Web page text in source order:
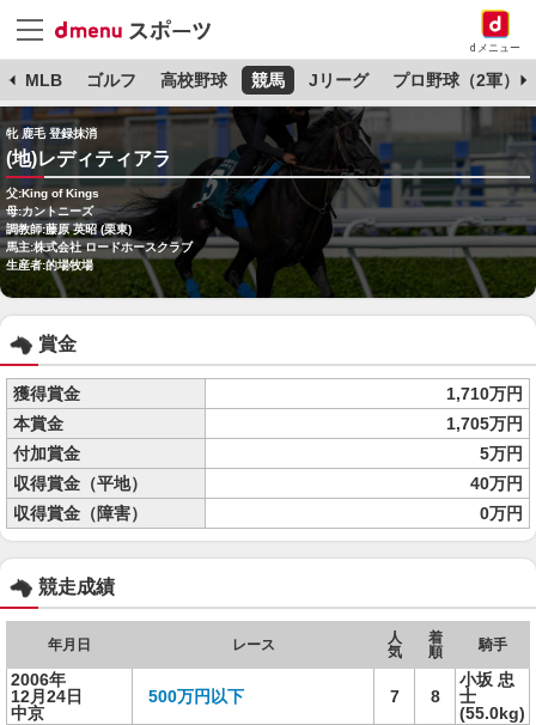
dメニュー
MLB ゴルフ 高校野球 競馬 Jリーグ プロ野球（2軍）
牝 鹿毛 登録抹消
(地)レディティアラ
父:King of Kings
母:カントニーズ
調教師:藤原 英昭 (栗東)
馬主:株式会社 ロードホースクラブ
生産者:的場牧場
賞金
獲得賞金
1,710万円
本賞金
1,705万円
付加賞金
5万円
収得賞金（平地）
40万円
収得賞金（障害）
0万円
競走成績
年月日 レース
人
気
着
順
騎手
2006年
12月24日
中京
500万円以下 7 8
小坂 忠
士
(55.0kg)